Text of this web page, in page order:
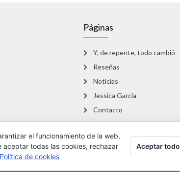
Páginas
Y, de repente, todo cambió
Reseñas
Noticias
Jessica García
Contacto
el funcionamiento de la web,
aceptar todas las cookies, rechazar
Política de cookies
Aceptar todo